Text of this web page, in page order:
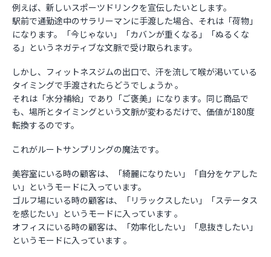
例えば、新しいスポーツドリンクを宣伝したいとします。
駅前で通勤途中のサラリーマンに手渡した場合、それは「荷物」
になります。「今じゃない」「カバンが重くなる」「ぬるくな
る」というネガティブな文脈で受け取られます。
しかし、フィットネスジムの出口で、汗を流して喉が渇いている
タイミングで手渡されたらどうでしょうか 。
それは「水分補給」であり「ご褒美」になります。同じ商品で
も、場所とタイミングという文脈が変わるだけで、価値が180度
転換するのです。
これがルートサンプリングの魔法です。
美容室にいる時の顧客は、「綺麗になりたい」「自分をケアした
い」というモードに入っています。
ゴルフ場にいる時の顧客は、「リラックスしたい」「ステータス
を感じたい」というモードに入っています 。
オフィスにいる時の顧客は、「効率化したい」「息抜きしたい」
というモードに入っています 。